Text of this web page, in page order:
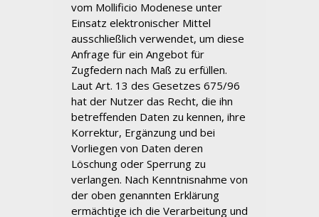
vom Mollificio Modenese unter
Einsatz elektronischer Mittel
ausschließlich verwendet, um diese
Anfrage für ein Angebot für
Zugfedern nach Maß zu erfüllen.
Laut Art. 13 des Gesetzes 675/96
hat der Nutzer das Recht, die ihn
betreffenden Daten zu kennen, ihre
Korrektur, Ergänzung und bei
Vorliegen von Daten deren
Löschung oder Sperrung zu
verlangen. Nach Kenntnisnahme von
der oben genannten Erklärung
ermächtige ich die Verarbeitung und